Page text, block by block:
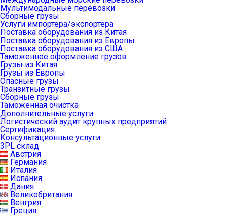
Мультимодальные перевозки
Сборные грузы
Услуги импортера/экспортера
Поставка оборудования из Китая
Поставка оборудования из Европы
Поставка оборудования из США
Таможенное оформление грузов
Грузы из Китая
Грузы из Европы
Опасные грузы
Транзитные грузы
Сборные грузы
Таможенная очистка
Дополнительные услуги
Логистический аудит крупных предприятий
Сертификация
Консультационные услуги
3PL склад
Австрия
Германия
Италия
Испания
Дания
Великобритания
Венгрия
Греция